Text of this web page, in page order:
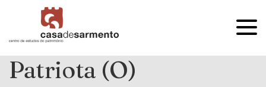
OPEN
Patriota (O)